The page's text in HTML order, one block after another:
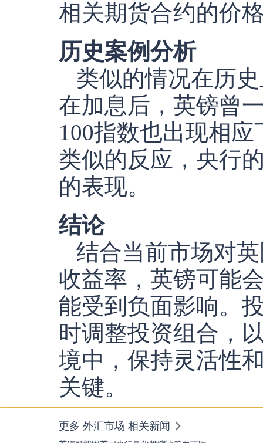
相关期货合约的价
历史案例分析
类似的情况在历
在加息后，英镑曾
100指数也出现相
类似的反应，央行
的表现。
结论
结合当前市场对
收益率，英镑可能
能受到负面影响。
时调整投资组合，
境中，保持灵活性
关键。
更多 外汇市场 相关新闻